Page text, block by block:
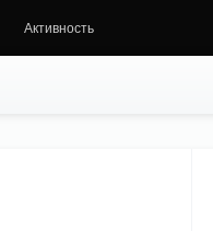
Активность